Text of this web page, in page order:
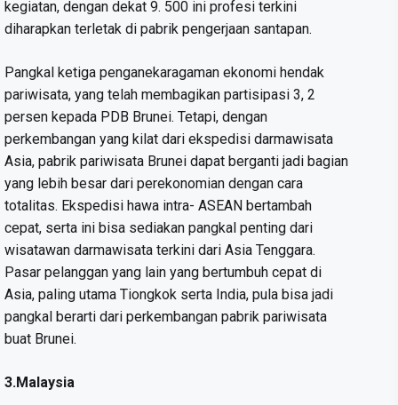
kegiatan, dengan dekat 9. 500 ini profesi terkini
diharapkan terletak di pabrik pengerjaan santapan.
Pangkal ketiga penganekaragaman ekonomi hendak
pariwisata, yang telah membagikan partisipasi 3, 2
persen kepada PDB Brunei. Tetapi, dengan
perkembangan yang kilat dari ekspedisi darmawisata
Asia, pabrik pariwisata Brunei dapat berganti jadi bagian
yang lebih besar dari perekonomian dengan cara
totalitas. Ekspedisi hawa intra- ASEAN bertambah
cepat, serta ini bisa sediakan pangkal penting dari
wisatawan darmawisata terkini dari Asia Tenggara.
Pasar pelanggan yang lain yang bertumbuh cepat di
Asia, paling utama Tiongkok serta India, pula bisa jadi
pangkal berarti dari perkembangan pabrik pariwisata
buat Brunei.
3.Malaysia